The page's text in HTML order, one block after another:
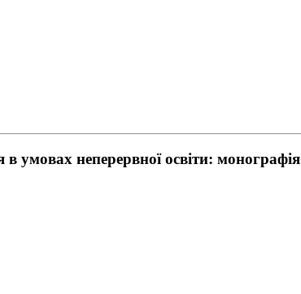
умовах неперервної освіти: монографія